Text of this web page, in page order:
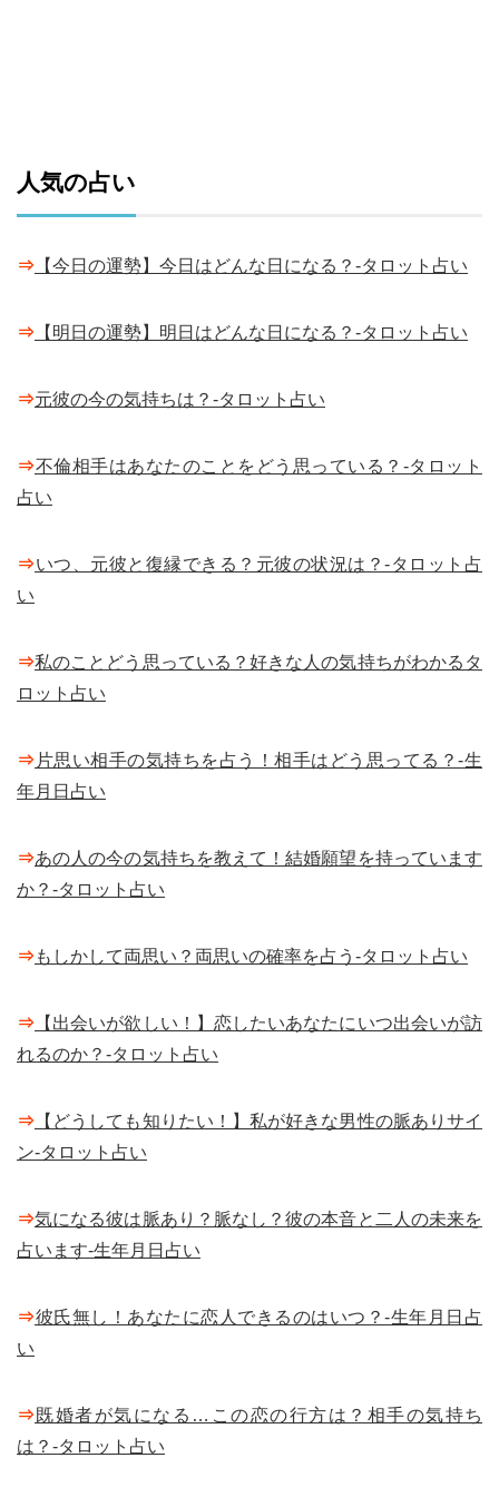
人気の占い
⇒ 【今日の運勢】今日はどんな日になる？-タロット占い
⇒ 【明日の運勢】明日はどんな日になる？-タロット占い
⇒元彼の今の気持ちは？-タロット占い
⇒不倫相手はあなたのことをどう思っている？-タロット
占い
⇒いつ、元彼と復縁できる？元彼の状況は？-タロット占
い
⇒私のことどう思っている？好きな人の気持ちがわかるタ
ロット占い
⇒ 片思い相手の気持ちを占う！相手はどう思ってる？-生
年月日占い
⇒あの人の今の気持ちを教えて！結婚願望を持っています
か？-タロット占い
⇒もしかして両思い？両思いの確率を占う-タロット占い
⇒ 【出会いが欲しい！】恋したいあなたにいつ出会いが訪
れるのか？-タロット占い
⇒ 【どうしても知りたい！】私が好きな男性の脈ありサイ
ン-タロット占い
⇒気になる彼は脈あり？脈なし？彼の本音と二人の未来を
占います-生年月日占い
⇒彼氏無し！あなたに恋人できるのはいつ？-生年月日占
い
⇒既婚者が気になる…この恋の行方は？相手の気持ち
は？-タロット占い